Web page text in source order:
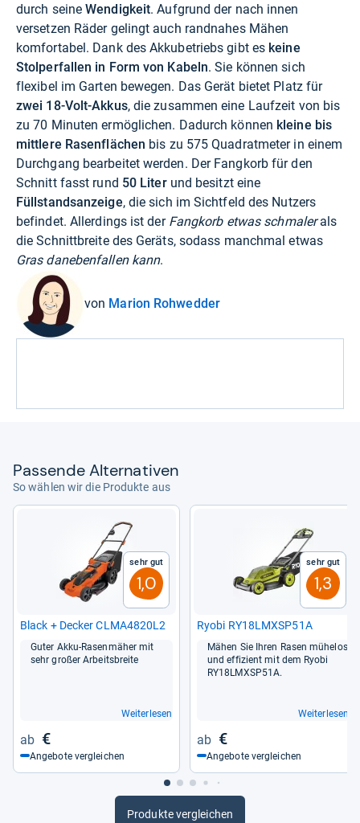
durch seineWendigkeit. Aufgrund der nach innen
versetzen Räder gelingt auch randnahes Mähen
komfortabel. Dank des Akkubetriebs gibt es keine
Stolperfallen in Form von Kabeln. Sie können sich
flexibel im Garten bewegen. Das Gerät bietet Platz für
zwei 18-Volt-Akkus, die zusammen eine Laufzeit von bis
zu 70 Minuten ermöglichen. Dadurch können kleine bis
mittlere Rasenflächen bis zu 575 Quadratmeter in einem
Durchgang bearbeitet werden. Der Fangkorb für den
Schnitt fasst rund 50 Literund besitzt eine
Füllstandsanzeige, die sich im Sichtfeld des Nutzers
befindet. Allerdings ist der Fangkorb etwas schmalerals
die Schnittbreite des Geräts, sodass manchmal etwas
Gras danebenfallen kann.
von Marion Rohwedder
Pas­sende Alter­na­ti­ven
So wählen wir die Produkte aus
Sehr gut
1,0
Black + Decker CLMA4820L2
Guter Akku-​Rasen­mä­her mit
sehr großer Arbeits­breite
Weiterlesen
€
Angebote vergleichen
Sehr gut
1,3
Ryobi RY18LMXSP51A
Mähen Sie Ihren Rasen mühe­los
und effi­zi­ent mit dem Ryobi
RY18LMXSP51A.
Weiterlesen
€
Angebote vergleichen
Produkte vergleichen